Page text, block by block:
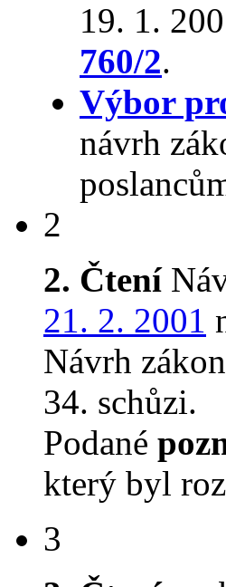
19. 1.
760/2.
Výbor
návrh
2
2. Čtení
21. 2. 2001
Návrh
34. schůzi.
Podané
který byl
3